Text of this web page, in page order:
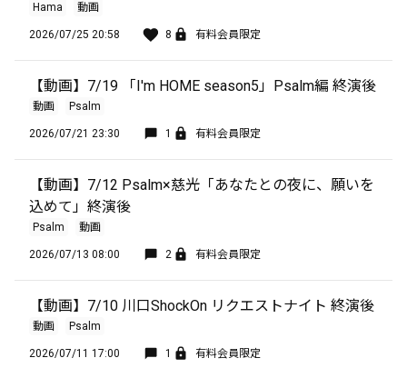
Hama 動画
2026/07/25 20:58 8 有料会員限定
【動画】7/19 「I'm HOME season5」Psalm編 終演後
動画 Psalm
2026/07/21 23:30 1 有料会員限定
【動画】7/12 Psalm×慈光「あなたとの夜に、願いを
込めて」終演後
Psalm 動画
2026/07/13 08:00 2 有料会員限定
【動画】7/10 川口ShockOn リクエストナイト 終演後
動画 Psalm
2026/07/11 17:00 1 有料会員限定